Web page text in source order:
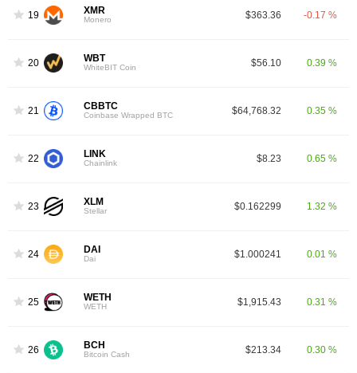
19 XMR
Monero $363.36 -0.17 %
20 WBT
WhiteBIT Coin $56.10 0.39 %
21 CBBTC
Coinbase Wrapped BTC $64,768.32 0.35 %
22 LINK
Chainlink $8.23 0.65 %
23 XLM
Stellar $0.162299 1.32 %
24 DAI
Dai $1.000241 0.01 %
25 WETH
WETH $1,915.43 0.31 %
26 BCH
Bitcoin Cash $213.34 0.30 %